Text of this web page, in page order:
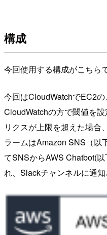
構成
今回使用する構成がこちらで
今回はCloudWatchでEC2の
CloudWatchの方で閾値を
リクスが上限を超えた場合
ラームはAmazon SNS（以
てSNSからAWS Chatbot(
れ、Slackチャンネルに通知